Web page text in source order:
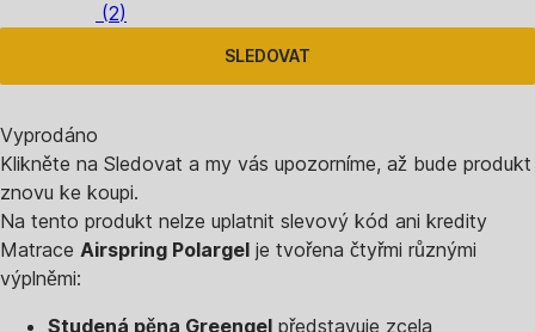
(2)
SLEDOVAT
Vyprodáno
Klikněte na Sledovat a my vás upozorníme, až bude produkt
znovu ke koupi.
Na tento produkt nelze uplatnit slevový kód ani kredity
Matrace Airspring Polargel je tvořena čtyřmi různými
výplněmi:
Studená pěna Greengel představuje zcela